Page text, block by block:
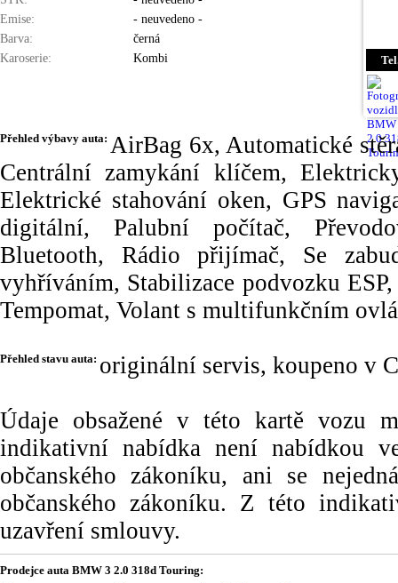
Emise:
- neuvedeno -
Barva:
černá
Karoserie:
Kombi
Přehled výbavy auta: AirBag 6x, Automatické
Centrální zamykání klíčem,
Elektrické stahování oken, GPS
digitální, Palubní počítač,
Bluetooth, Rádio přijímač, Se
vyhříváním, Stabilizace podvozku
Tempomat, Volant s multifunkčním
Přehled stavu auta: originální servis, koupeno v
Údaje obsažené v této kartě vozu
indikativní nabídka není nabídkou
občanského zákoníku, ani se
občanského zákoníku. Z této
uzavření smlouvy.
Prodejce auta BMW 3 2.0 318d Touring: